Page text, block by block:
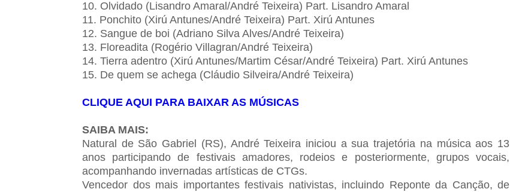
10. Olvidado (Lisandro Amaral/André Teixeira) Part. Lisandro Amaral
11. Ponchito (Xirú Antunes/André Teixeira) Part. Xirú Antunes
12. Sangue de boi (Adriano Silva Alves/André Teixeira)
13. Floreadita (Rogério Villagran/André Teixeira)
14. Tierra adentro (Xirú Antunes/Martim César/André Teixeira) Part. Xirú Antunes
15. De quem se achega (Cláudio Silveira/André Teixeira)
CLIQUE AQUI PARA BAIXAR AS MÚSICAS
SAIBA MAIS:
Natural de São Gabriel (RS), André Teixeira iniciou a sua trajetória na música aos 13
anos participando de festivais amadores, rodeios e posteriormente, grupos vocais,
acompanhando invernadas artísticas de CTGs.
Vencedor dos mais importantes festivais nativistas, incluindo Reponte da Canção, de